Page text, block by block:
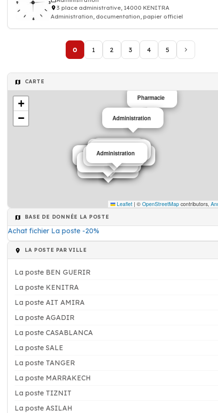
3 place administrative, 14000 KENITRA
Administration, documentation, papier officiel
0 1 2 3 4 5
CARTE
Hôtel
Pharmacie
Librairie
Garagiste
Entreprise de peinture
Pharmacie
Pharmacie
Pharmacie
Restaurant
Entreprise de transport
Administration
Administration
Administration
Administration
Administration
Administration
Administration
+
−
Leaflet | © OpenStreetMap contributors,
BASE DE DONNÉE LA POSTE
Achat fichier La poste -20%
LA POSTE PAR VILLE
La poste BEN GUERIR
La poste KENITRA
La poste AIT AMIRA
La poste AGADIR
La poste CASABLANCA
La poste SALE
La poste TANGER
La poste MARRAKECH
La poste TIZNIT
La poste ASILAH